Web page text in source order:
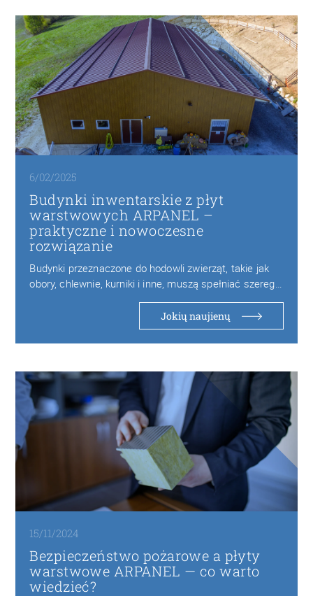
6/02/2025
Budynki inwentarskie z płyt
warstwowych ARPANEL –
praktyczne i nowoczesne
rozwiązanie
Budynki przeznaczone do hodowli zwierząt, takie jak
obory, chlewnie, kurniki i inne, muszą spełniać szereg…
Jokių naujienų
15/11/2024
Bezpieczeństwo pożarowe a płyty
warstwowe ARPANEL — co warto
wiedzieć?